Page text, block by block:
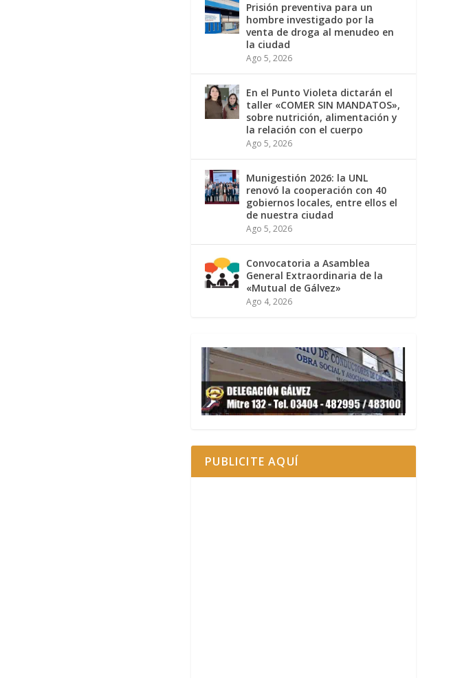
Prisión preventiva para un
hombre investigado por la
venta de droga al menudeo en
la ciudad
Ago 5, 2026
En el Punto Violeta dictarán el
taller «COMER SIN MANDATOS»,
sobre nutrición, alimentación y
la relación con el cuerpo
Ago 5, 2026
Munigestión 2026: la UNL
renovó la cooperación con 40
gobiernos locales, entre ellos el
de nuestra ciudad
Ago 5, 2026
Convocatoria a Asamblea
General Extraordinaria de la
«Mutual de Gálvez»
Ago 4, 2026
PUBLICITE AQUÍ